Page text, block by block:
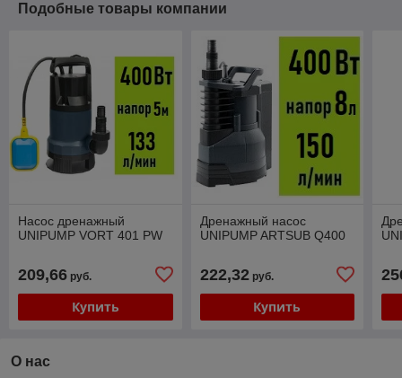
Подобные товары компании
Насос дренажный
UNIPUMP VORT 401 PW
209,66 руб.
Купить
Дренажный насос
UNIPUMP ARTSUB Q400
222,32руб.
Купить
О нас